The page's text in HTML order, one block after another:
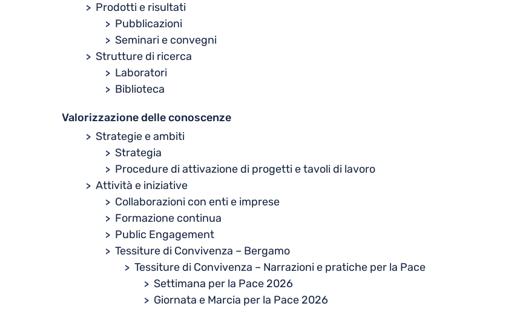
Prodotti e risultati
Pubblicazioni
Seminari e convegni
Strutture di ricerca
Laboratori
Biblioteca
Valorizzazione delle conoscenze
Strategie e ambiti
Strategia
Procedure di attivazione di progetti e tavoli di lavoro
Attività e iniziative
Collaborazioni con enti e imprese
Formazione continua
Public Engagement
Tessiture di Convivenza – Bergamo
Tessiture di Convivenza – Narrazioni e pratiche per la Pace
Settimana per la Pace 2026
Giornata e Marcia per la Pace 2026